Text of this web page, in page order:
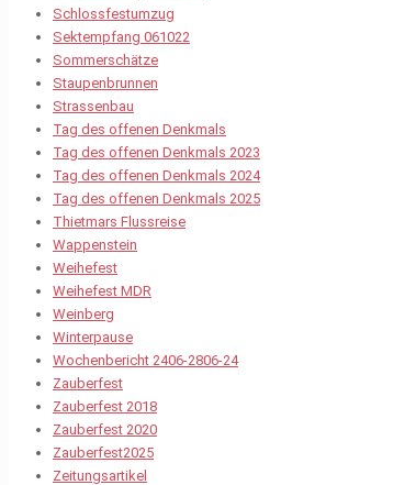
Schlossfestumzug
Sektempfang 061022
Sommerschätze
Staupenbrunnen
Strassenbau
Tag des offenen Denkmals
Tag des offenen Denkmals 2023
Tag des offenen Denkmals 2024
Tag des offenen Denkmals 2025
Thietmars Flussreise
Wappenstein
Weihefest
Weihefest MDR
Weinberg
Winterpause
Wochenbericht 2406-2806-24
Zauberfest
Zauberfest 2018
Zauberfest 2020
Zauberfest2025
Zeitungsartikel